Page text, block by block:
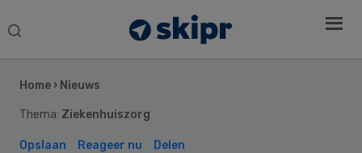
Search
Home › Nieuws
Thema: Ziekenhuiszorg
Opslaan Reageer nu Delen
Sidebar